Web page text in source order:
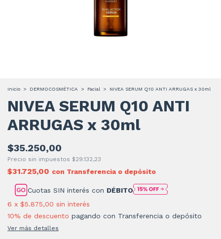
Inicio > DERMOCOSMÉTICA > Facial > NIVEA SERUM Q10 ANTI ARRUGAS x 30ml
NIVEA SERUM Q10 ANTI
ARRUGAS x 30ml
$35.250,00
Precio sin impuestos $29.132,23
$31.725,00 con Transferencia o depósito
Cuotas SIN interés con DÉBITO
6 x $5.875,00 sin interés
10% de descuento pagando con Transferencia o depósito
Ver más detalles